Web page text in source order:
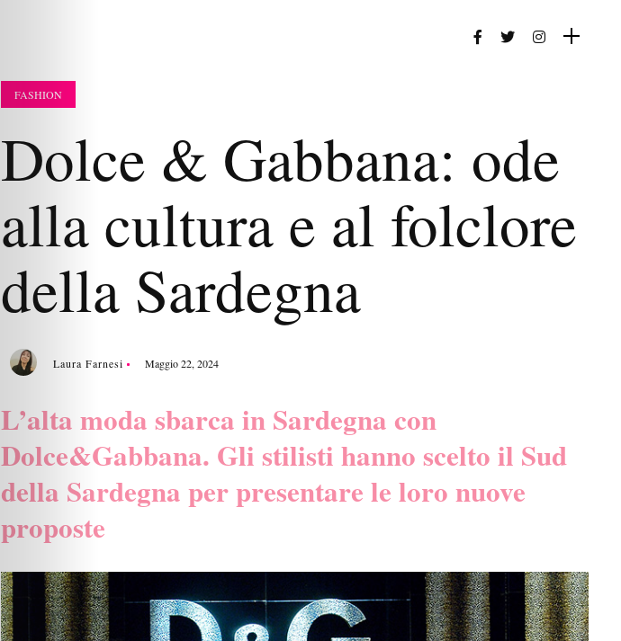
FASHION
Dolce & Gabbana: ode
alla cultura e al folclore
della Sardegna
Laura Farnesi Maggio 22, 2024
L’alta moda sbarca in Sardegna con
Dolce&Gabbana. Gli stilisti hanno scelto il Sud
della Sardegna per presentare le loro nuove
proposte